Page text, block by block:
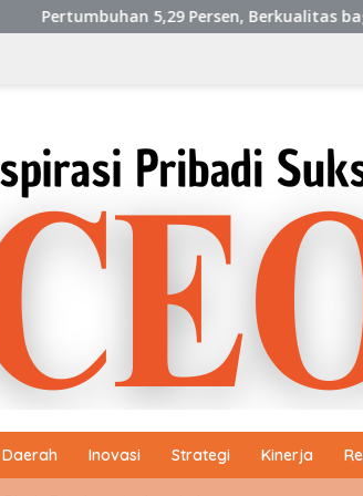
Persen, Berkualitas bagi Siapa?
Daerah Inovasi Strategi Kinerja